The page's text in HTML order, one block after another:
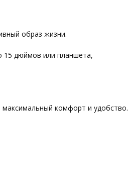
образ жизни.
15 дюймов или планшета,
комфорт и удобство.